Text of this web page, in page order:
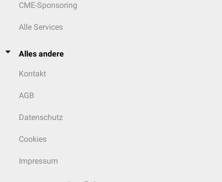
CME-Sponsoring
Alle Services
Alles andere
Kontakt
AGB
Datenschutz
Cookies
Impressum